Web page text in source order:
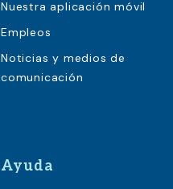
Nuestra aplicación móvil
Empleos
Noticias y medios de
comunicación
Ayuda